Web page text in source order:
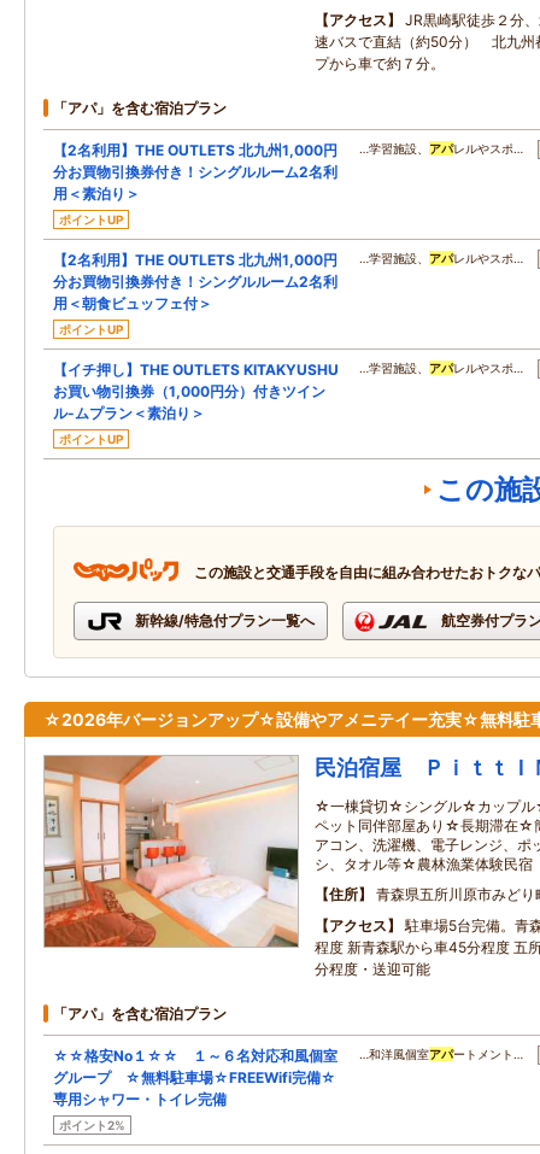
アクセス
JR黒崎駅徒歩２分
速バスで直結（約50分） 北九州
プから車で約７分。
「アパ」を含む宿泊プラン
【2名利用】THE OUTLETS 北九州1,000円
分お買物引換券付き！シングルルーム2名利
用＜素泊り＞
ポイントUP
…学習施設、 アパレルやスポ…
【2名利用】THE OUTLETS 北九州1,000円
分お買物引換券付き！シングルルーム2名利
用＜朝食ビュッフェ付＞
ポイントUP
…学習施設、 アパレルやスポ…
【イチ押し】THE OUTLETS KITAKYUSHU
お買い物引換券（1,000円分）付きツイン
ル-ムプラン＜素泊り＞
ポイントUP
…学習施設、 アパレルやスポ…
この施
この施設と交通手段を自由に組み合わせたおトクな
新幹線/特急付プラン一覧へ 航空券付プラ
☆2026年バージョンアップ☆設備やアメニテイー充実☆無料駐
民泊宿屋 Ｐｉｔｔ
☆一棟貸切☆シングル☆カップ
ペット同伴部屋あり☆長期滞在☆
アコン、洗濯機、電子レンジ、ポ
シ、タオル等☆農林漁業体験民宿
住所
青森県五所川原市みどり
アクセス
駐車場5台完備。青
程度 新青森駅から車45分程度 五
分程度・送迎可能
「アパ」を含む宿泊プラン
☆☆格安No１☆☆ １～６名対応和風個室
グループ ☆無料駐車場☆FREEWifi完備☆
専用シャワー・トイレ完備
ポイント2%
…和洋風個室アパートメント…